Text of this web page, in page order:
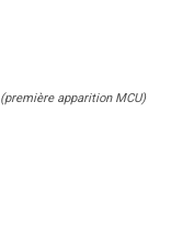
(première apparition MCU)